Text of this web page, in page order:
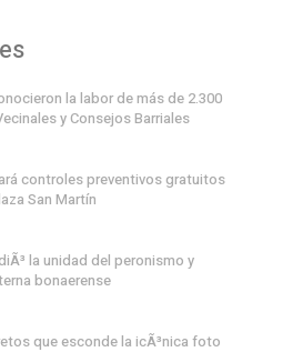
la labor de más de 2.300
y Consejos Barriales
controles preventivos gratuitos
San Martín
la unidad del peronismo y
bonaerense
que esconde la icÃ³nica foto